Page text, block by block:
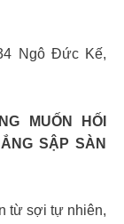
Ngô Đức Kế,
MUỐN HỐI
SẬP SÀN
từ sợi tự nhiên,